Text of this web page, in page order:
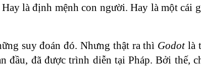
Hay là định mệnh con người. Hay là một cái
suy đoán đó. Nhưng thật ra thì Godotlà
đã được trình diễn tại Pháp. Bởi thế,